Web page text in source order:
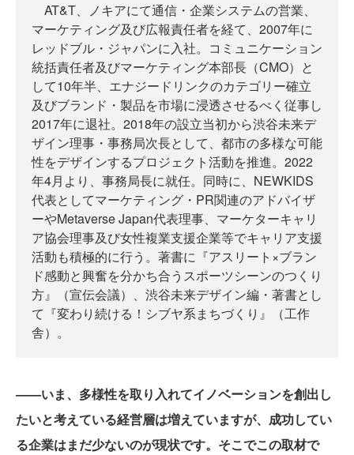
AT&T、ノキアにて通信・企業システムの営業、
マーケティング及び広報責任者を経て、2007年に
レッドブル・ジャパンに入社。コミュニケーション
統括責任者及びマーケティング本部長（CMO）と
して10年半、エナジードリンクのカテゴリー確立
及びブランド・製品を市場に浸透させるべく従事し
2017年に退社。2018年の設立当初から渋谷未来デ
ザイン理事・事務局次長として、都市の多様な可能
性をデザインするプロジェクト活動を推進。2022
年4月より、事務局長に就任。同時に、NEWKIDS
代表としてマーケティング・PR関連のアドバイザ
ーやMetaverse Japan代表理事、マーケターキャリ
ア協会理事及び女性複業支援企業等でキャリア支援
活動も積極的に行う。著書に『アスリート×ブラン
ド感動と興奮を分かち合うスポーツシーンのつくり
方』（宣伝会議）、渋谷未来デザイン編・著書とし
て『変わり続ける！シブヤ系まちづくり』（工作
舎）。
——いま、多様性を取り入れてイノベーションを創出し
たいと考えている経営層は増えていますが、成功してい
る企業はまだ少ないのが現状です。そこでこの取材で